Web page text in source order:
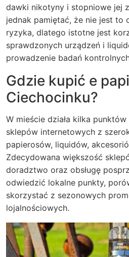
dawki nikotyny i stopniowe jej
jednak pamiętać, że nie jest to
ryzyka, dlatego istotne jest
sprawdzonych urządzeń i
prowadzenie badań
Gdzie kupić e
Ciechocinku?
W mieście działa kilka
sklepów internetowych z
papierosów, liquidów,
Zdecydowana większość
doradztwo oraz obsługę
odwiedzić lokalne punkty,
skorzystać z sezonowych
lojalnościowych.